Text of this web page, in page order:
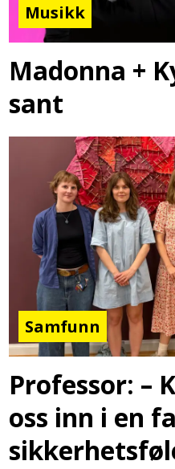
Musikk
Madonna +
sant
Samfunn
Professor: –
oss inn i en